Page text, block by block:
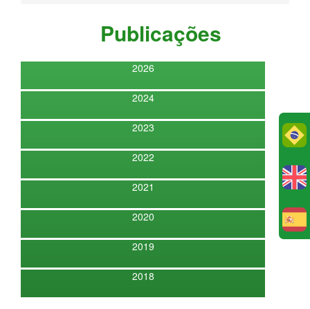
Publicações
2026
2024
2023
2022
2021
2020
2019
2018